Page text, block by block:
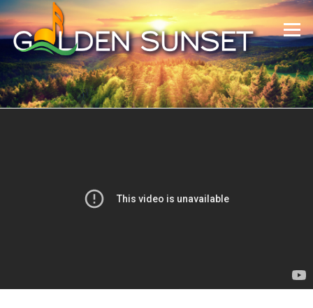
Skip to content
Menu